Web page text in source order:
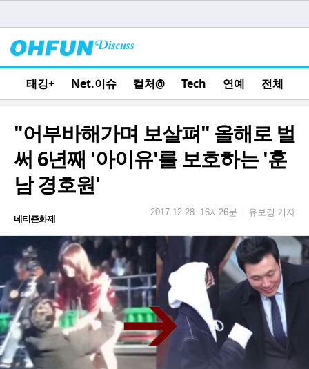
태깅+ Net.이슈 컬처@ Tech 연예 전체
"어부바해가며 보살펴" 올해로 벌
써 6년째 '아이유'를 보호하는 '훈
남 경호원'
네티즌화제
2017.12.28. 16시26분 유보경 기자